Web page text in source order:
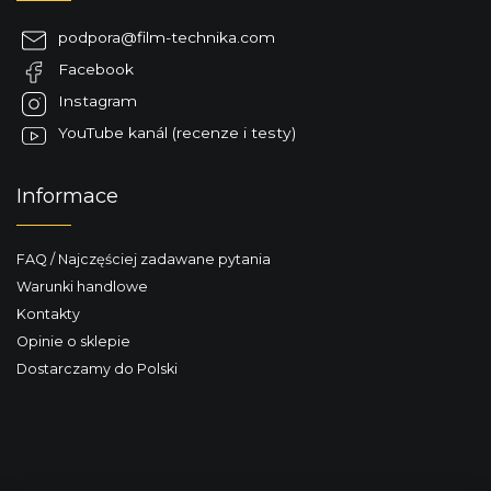
podpora@film-technika.com
Facebook
Instagram
YouTube kanál (recenze i testy)
Informace
FAQ / Najczęściej zadawane pytania
Warunki handlowe
Kontakty
Opinie o sklepie
Dostarczamy do Polski